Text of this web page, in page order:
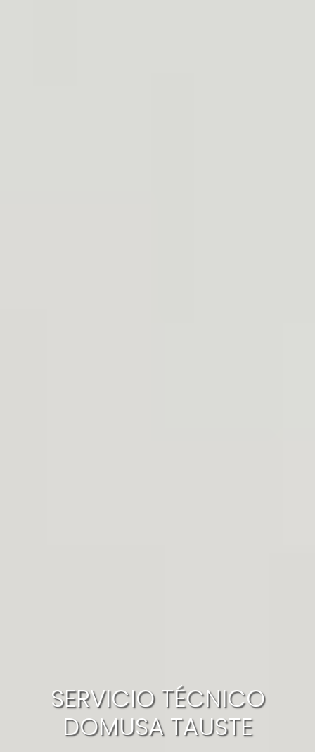
SERVICIO TÉCNICO
DOMUSA TAUSTE